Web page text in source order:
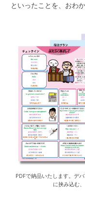
といったことを、おわ
PDFで納品いたします。デ
に挟み込む